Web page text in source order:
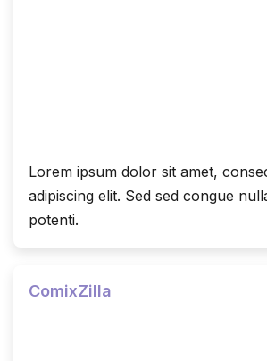
Lorem ipsum dolor sit amet,
adipiscing elit. Sed sed congue
potenti.
ComixZilla